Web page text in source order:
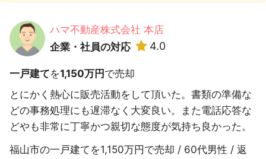
ハマ不動産株式会社 本店
企業・社員の対応
4.0
一戸建てを1,150万円 で売却
とにかく熱心に販売活動をして頂いた。書類の準備な
どの事務処理にも遅滞なく大変良い。また電話応答な
どやも非常に丁寧かつ親切な態度が気持ち良かった。
福山市の一戸建てを1,150万円で売却 / 60代男性 / 返